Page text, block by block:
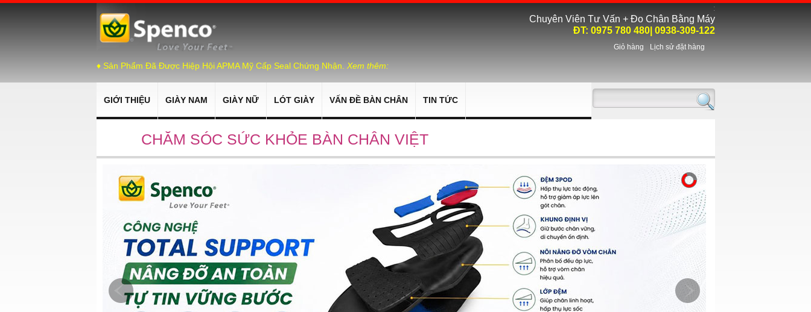
♦ Sản Phẩm Đã Được Hiệp Hội APMA Mỹ Cấp Seal Chứng Nhận. Xem thêm:
:
Chuyên Viên Tư Vấn + Đo Chân Bằng Máy
ĐT: 0975 780 480| 0938-309-122
Giỏ hàng Lịch sử đặt hàng
GIỚI THIỆU GIÀY NAM GIÀY NỮ LÓT GIÀY VẤN ĐỀ BÀN CHÂN TIN TỨC
CHĂM SÓC SỨC KHỎE BÀN CHÂN VIỆT